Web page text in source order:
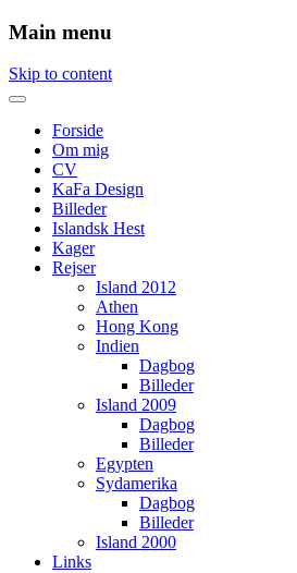
Main menu
Skip to content
Forside
Om mig
CV
KaFa Design
Billeder
Islandsk Hest
Kager
Rejser
Island 2012
Athen
Hong Kong
Indien
Dagbog
Billeder
Island 2009
Dagbog
Billeder
Egypten
Sydamerika
Dagbog
Billeder
Island 2000
Links